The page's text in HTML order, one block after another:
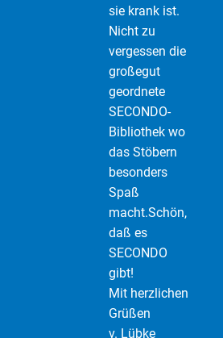
sie krank ist.
Nicht zu
vergessen die
großegut
geordnete
SECONDO-
Bibliothek wo
das Stöbern
besonders
Spaß
macht.Schön,
daß es
SECONDO
gibt!
Mit herzlichen
Grüßen
v. Lübke